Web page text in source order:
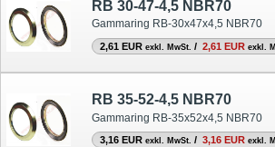
RB 30-47-4,5 NBR70
Gammaring RB-30x47x4,5 NBR70
2,61 EUR exkl. MwSt. / 2,61 EUR exkl.
RB 35-52-4,5 NBR70
Gammaring RB-35x52x4,5 NBR70
3,16 EUR exkl. MwSt. / 3,16 EUR exkl.